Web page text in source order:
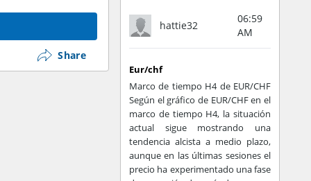
este post. Sin
que si se envía
apenas
Share
hattie32
06:59
AM
Eur/chf
Marco de tiempo H4 de EUR/CHF
Según el gráfico de EUR/CHF en el
marco de tiempo H4, la situación
actual sigue mostrando una
tendencia alcista a medio plazo,
aunque en las últimas sesiones el
precio ha experimentado una fase